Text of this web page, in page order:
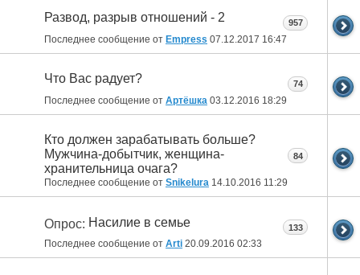
Развод, разрыв отношений - 2
Последнее сообщение от Empress 07.12.2017 16:47
957
Что Вас радует?
Последнее сообщение от Артёшка 03.12.2016 18:29
74
Кто должен зарабатывать больше?
Мужчина-добытчик, женщина-
хранительница очага?
Последнее сообщение от Snikelura 14.10.2016 11:29
84
Опрос: Насилие в семье
Последнее сообщение от Arti 20.09.2016 02:33
133